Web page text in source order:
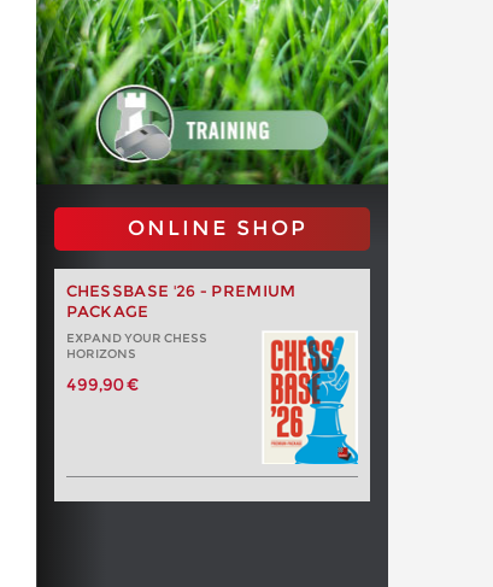
ONLINE SHOP
CHESSBASE '26 - PREMIUM
PACKAGE
EXPAND YOUR CHESS
HORIZONS
499,90 €